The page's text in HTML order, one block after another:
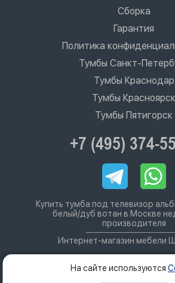
Сборка
Гарантия
Политика
Тумбы Санкт-
Тумбы Краснодар
Тумбы Красноярск
Тумбы Пятигорск
+7 (495) 374-
Купить тумба под телевизор
белый/дуб вотан в Москве
производителя
Интернет-магазин мебели
На сайте используются